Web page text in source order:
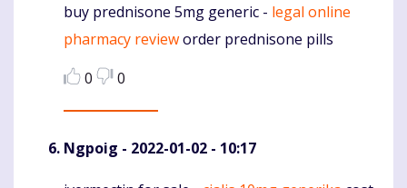
Komentaras
buy prednisone 5mg generic - legal online
pharmacy revieworder prednisone pills
0
0
Ngpoig - 2022-01-02 - 10:17